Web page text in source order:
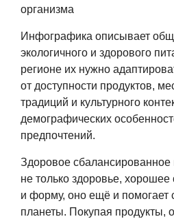
организма
Инфографика описывает
экологичного и здорового
регионе их нужно
от доступности продуктов,
традиций и культурного
демографических
предпочтений.
Здоровое сбалансированное
не только здоровье, хорошее
и форму, оно ещё и помогает
планеты. Покупая продукты,